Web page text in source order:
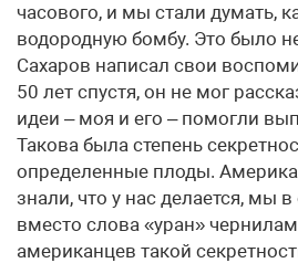
часового, и мы стали думать,
водородную бомбу. Это было
Сахаров написал свои
50 лет спустя, он не мог
идеи – моя и его – помогли
Такова была степень
определенные плоды.
знали, что у нас делается, мы в
вместо слова «уран»
американцев такой